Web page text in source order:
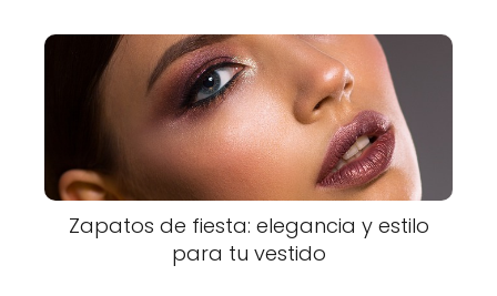
Zapatos de fiesta: elegancia y estilo
para tu vestido